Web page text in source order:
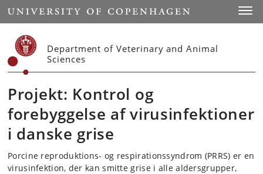
Start
Department of Veterinary and Animal
Sciences
Projekt: Kontrol og
forebyggelse af virusinfektioner
i danske grise
Porcine reproduktions- og respirationssyndrom (PRRS) er en
virusinfektion, der kan smitte grise i alle aldersgrupper,